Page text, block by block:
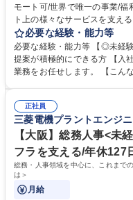
モート可/世界で唯一の事業/福利厚生◎/再雇用
ト上の様々なサービスを支え
討、イベント運営などの幅広
や成長に貢献している部署です。 会社の全メンバーが安心して長く
発揮できる環境を整えるため
新たな施策検討を積極的に行
幅広い業務の体得が可能で、
募集職種 【総務】未経験歓迎
再雇用有
必要な経験・能力等
必要な経験・能力等 【◎未経
提案が積極的にできる方 【入
業務をお任せします。 【こんな方が活躍できる職種です】 ・仕組化が好
対処できる・新しいことに興
取得や通信教育など費用の
賃の50%（月額7万円まで）を補助 学歴・資格 学歴：大学院
力： 資格：
正社員
三菱電機プラントエンジ
【大阪】総務人事<未
フラを支える/年休127
総務・人事領域を中心に、これまで
は＞
月給